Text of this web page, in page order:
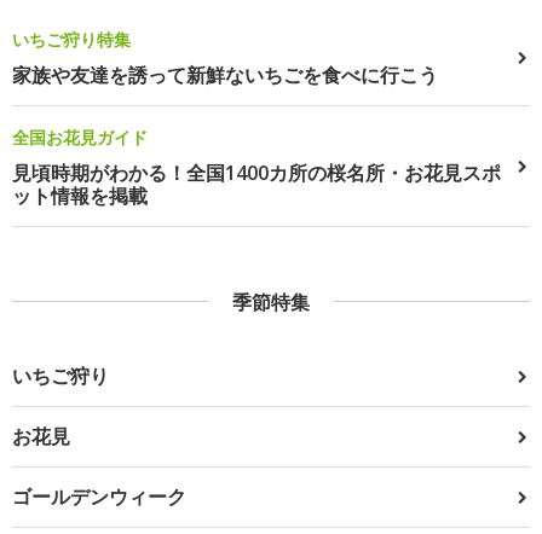
いちご狩り特集
家族や友達を誘って新鮮ないちごを食べに行こう
全国お花見ガイド
見頃時期がわかる！全国1400カ所の桜名所・お花見スポ
ット情報を掲載
季節特集
いちご狩り
お花見
ゴールデンウィーク